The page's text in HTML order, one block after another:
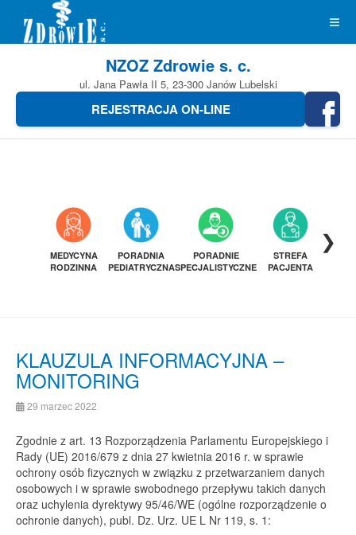
NZOZ Zdrowie s. c.
ul. Jana Pawła II 5, 23-300 Janów Lubelski
REJESTRACJA ON-LINE
MEDYCYNA
RODZINNA
PORADNIA
PEDIATRYCZNA
PORADNIE
SPECJALISTYCZNE
STREFA
PACJENTA
❯
KLAUZULA INFORMACYJNA –
MONITORING
29 marzec 2022
Zgodnie z art. 13 Rozporządzenia Parlamentu Europejskiego i
Rady (UE) 2016/679 z dnia 27 kwietnia 2016 r. w sprawie
ochrony osób fizycznych w związku z przetwarzaniem danych
osobowych i w sprawie swobodnego przepływu takich danych
oraz uchylenia dyrektywy 95/46/WE (ogólne rozporządzenie o
ochronie danych), publ. Dz. Urz. UE L Nr 119, s. 1: